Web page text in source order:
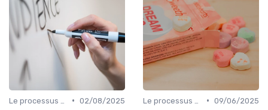
• 02/08/2025
• 09/06/2025